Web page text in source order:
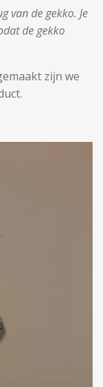
van de gekko. Je
de gekko
zijn we